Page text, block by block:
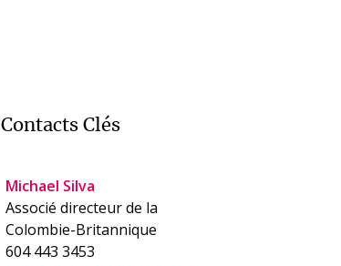
Contacts Clés
Michael Silva
Associé directeur de la
Colombie-Britannique
604 443 3453